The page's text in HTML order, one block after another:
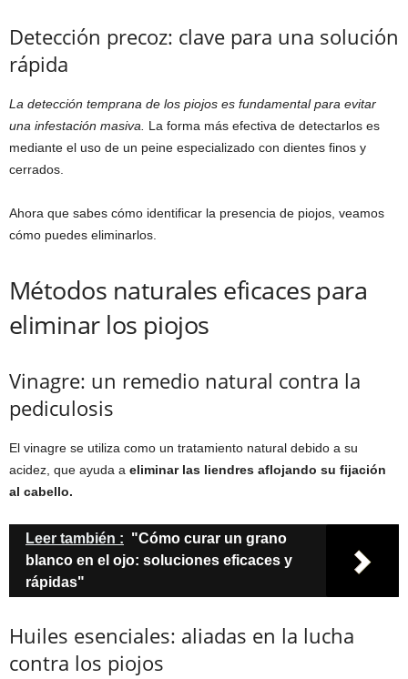
Detección precoz: clave para una solución
rápida
La detección temprana de los piojos es fundamental para evitar
una infestación masiva.
La forma más efectiva de detectarlos es
mediante el uso de un peine especializado con dientes finos y
cerrados.
Ahora que sabes cómo identificar la presencia de piojos, veamos
cómo puedes eliminarlos.
Métodos naturales eficaces para
eliminar los piojos
Vinagre: un remedio natural contra la
pediculosis
El vinagre se utiliza como un tratamiento natural debido a su
acidez, que ayuda a eliminar las liendres aflojando su fijación
al cabello.
Leer también : "Cómo curar un grano
blanco en el ojo: soluciones eficaces y
rápidas"
Huiles esenciales: aliadas en la lucha
contra los piojos